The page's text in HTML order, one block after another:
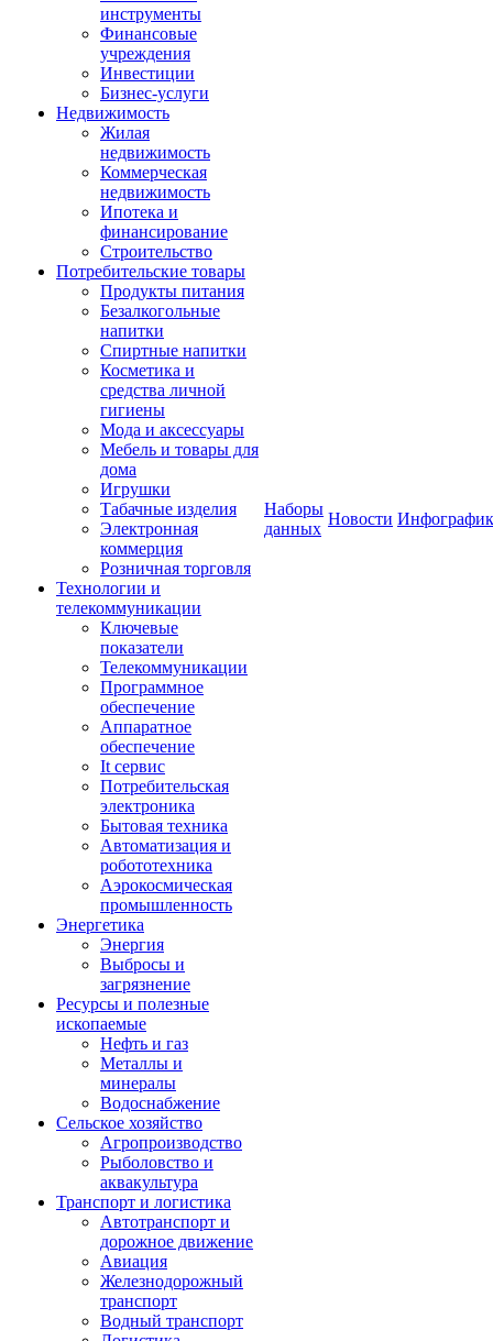
инструменты
Финансовые
учреждения
Инвестиции
Бизнес-услуги
Недвижимость
Жилая
недвижимость
Коммерческая
недвижимость
Ипотека и
финансирование
Строительство
Потребительские товары
Продукты питания
Безалкогольные
напитки
Спиртные напитки
Косметика и
средства личной
гигиены
Мода и аксессуары
Мебель и товары для
дома
Игрушки
Табачные изделия
Электронная
коммерция
Розничная торговля
Технологии и
телекоммуникации
Ключевые
показатели
Телекоммуникации
Программное
обеспечение
Аппаратное
обеспечение
It сервис
Потребительская
электроника
Бытовая техника
Автоматизация и
робототехника
Аэрокосмическая
промышленность
Энергетика
Энергия
Выбросы и
загрязнение
Ресурсы и полезные
ископаемые
Нефть и газ
Металлы и
минералы
Водоснабжение
Сельское хозяйство
Агропроизводство
Рыболовство и
аквакультура
Транспорт и логистика
Автотранспорт и
дорожное движение
Авиация
Железнодорожный
транспорт
Водный транспорт
Наборы
данных
Новости